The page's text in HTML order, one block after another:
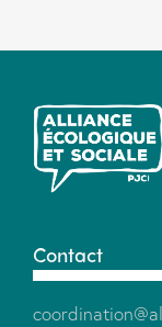
Contact